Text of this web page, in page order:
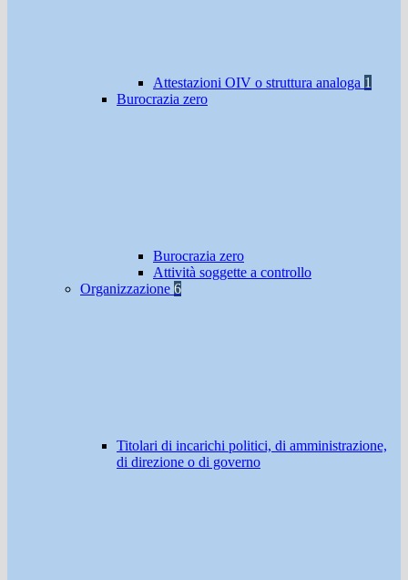
Attestazioni OIV o struttura analoga 1
Burocrazia zero
Burocrazia zero
Attività soggette a controllo
Organizzazione 6
Titolari di incarichi politici, di amministrazione,
di direzione o di governo